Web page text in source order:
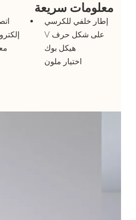
معلومات سريعة
إطار خلفي للكرسي
على شكل حرف V
هيكل بوك
اختيار ملون